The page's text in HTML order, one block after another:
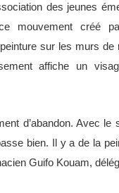
des jeunes
mouvement créé
sur les murs
affiche un
d’abandon. Avec
bien. Il y a de la
Guifo Kouam,